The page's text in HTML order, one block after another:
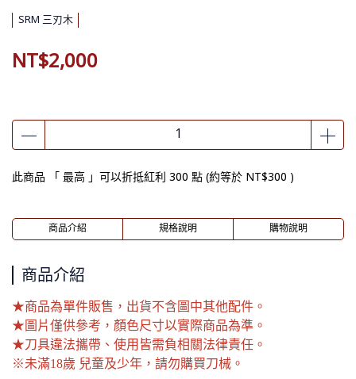
SRM 三刃木
NT$2,000
此商品 「 最高 」可以折抵紅利 300 點 (約等於 NT$300 )
商品介紹 規格說明 購物說明
商品介紹
★商品為單件販售，出貨不含圖中其他配件。
★圖片僅供參考，顏色尺寸以實際商品為準。
★刀具違法攜帶、使用皆需負相關法律責任。
※未滿18歲 兒童及少年，請勿購買刀械。